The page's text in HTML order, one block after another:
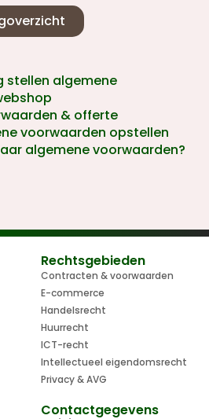
stellen algemene
& offerte
voorwaarden opstellen
algemene voorwaarden?
Rechtsgebieden
Contracten & voorwaarden
E-commerce
Handelsrecht
Huurrecht
ICT-recht
Intellectueel eigendomsrecht
Privacy & AVG
Contactgegevens